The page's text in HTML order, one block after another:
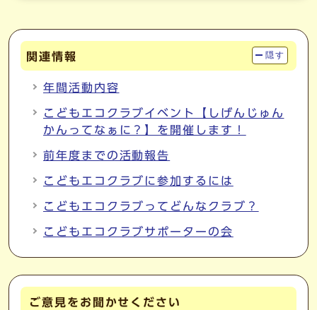
関連情報 隠す
年間活動内容
こどもエコクラブイベント【しげんじゅん
かんってなぁに？】を開催します！
前年度までの活動報告
こどもエコクラブに参加するには
こどもエコクラブってどんなクラブ？
こどもエコクラブサポーターの会
ご意見をお聞かせください